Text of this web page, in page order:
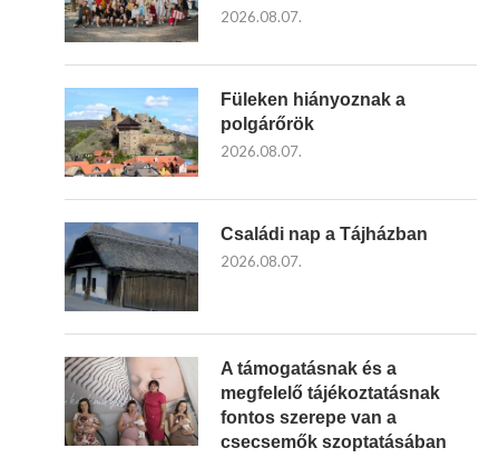
2026.08.07.
Füleken hiányoznak a
polgárőrök
2026.08.07.
Családi nap a Tájházban
2026.08.07.
A támogatásnak és a
megfelelő tájékoztatásnak
fontos szerepe van a
csecsemők szoptatásában